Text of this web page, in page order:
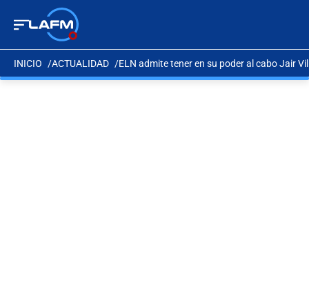
INICIO ACTUALIDAD ELN admite tener en su poder al cabo Jair